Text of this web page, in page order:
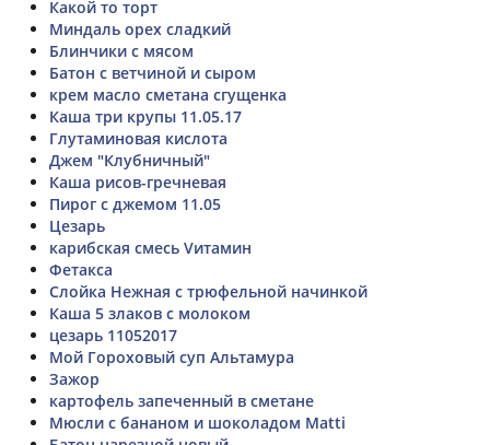
Какой то торт
Миндаль орех сладкий
Блинчики с мясом
Батон с ветчиной и сыром
крем масло сметана сгущенка
Каша три крупы 11.05.17
Глутаминовая кислота
Джем "Клубничный"
Каша рисов-гречневая
Пирог с джемом 11.05
Цезарь
карибская смесь Vитамин
Фетакса
Слойка Нежная с трюфельной начинкой
Каша 5 злаков с молоком
цезарь 11052017
Мой Гороховый суп Альтамура
Зажор
картофель запеченный в сметане
Мюсли с бананом и шоколадом Matti